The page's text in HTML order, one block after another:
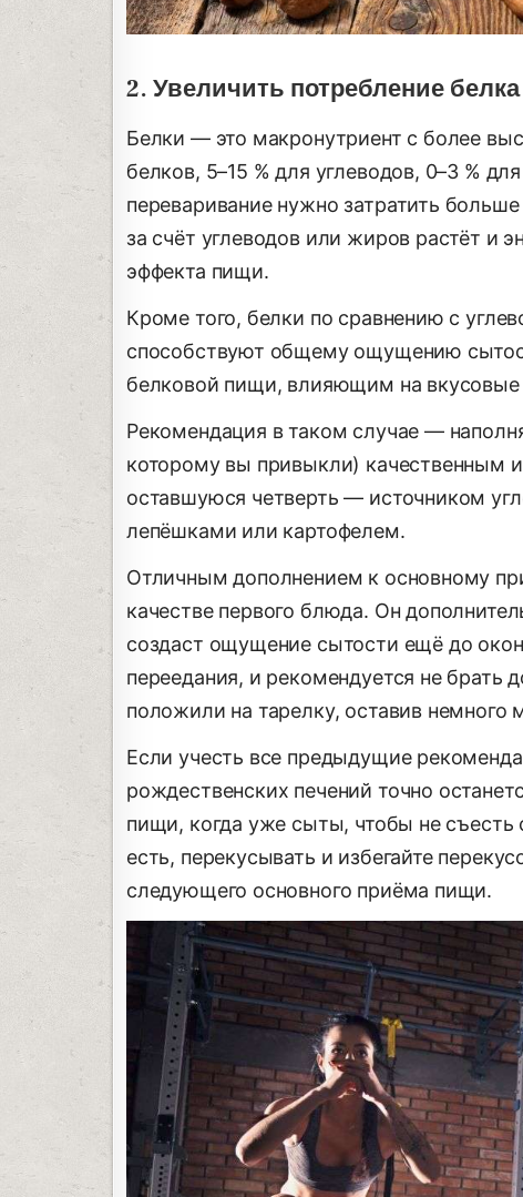
2. Увеличить потребление
Белки — это макронутриент с более
белков, 5–15 % для углеводов, 0–3 %
переваривание нужно затратить
за счёт углеводов или жиров растёт и
эффекта пищи.
Кроме того, белки по сравнению с
способствуют общему ощущению
белковой пищи, влияющим на вкусовые
Рекомендация в таком случае —
которому вы привыкли) качественным
оставшуюся четверть — источником
лепёшками или картофелем.
Отличным дополнением к основному
качестве первого блюда. Он
создаст ощущение сытости ещё до
переедания, и рекомендуется не брать
положили на тарелку, оставив немного
Если учесть все предыдущие
рождественских печений точно
пищи, когда уже сыты, чтобы не съесть
есть, перекусывать и избегайте
следующего основного приёма пищи.